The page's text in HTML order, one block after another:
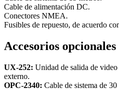
Cable de alimentación DC.
Conectores NMEA.
Fusibles de repuesto, de acuerdo
Accesorios opcionales
UX-252: Unidad de salida de
externo.
OPC-2340: Cable de sistema de